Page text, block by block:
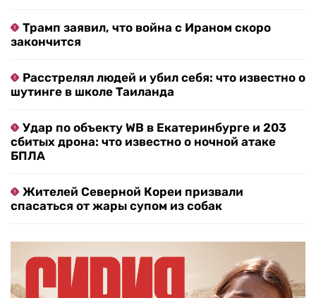
Трамп заявил, что война с Ираном скоро
закончится
Расстрелял людей и убил себя: что известно о
шутинге в школе Таиланда
Удар по объекту WB в Екатеринбурге и 203
сбитых дрона: что известно о ночной атаке
БПЛА
Жителей Северной Кореи призвали
спасаться от жары супом из собак